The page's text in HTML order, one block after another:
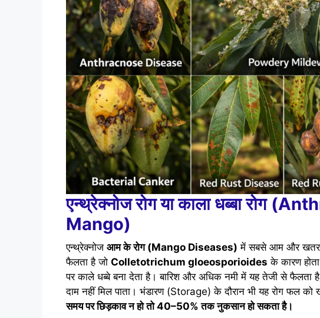
एन्थ्रेक्नोज रोग या काला धब्बा रोग
Mango)
एन्थ्रेक्नोज आम के रोग (Mango Diseases) में सबसे आम और
फैलता है जो Colletotrichum gloeosporioides के कारण
पर काले धब्बे बना देता है। बारिश और अधिक नमी में यह तेजी से
दाम नहीं मिल पाता। भंडारण (Storage) के दौरान भी यह रोग फल को
समय पर छिड़काव न हो तो 40–50% तक नुकसान हो सकता है।